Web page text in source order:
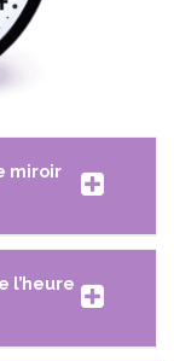
miroir
l’heure